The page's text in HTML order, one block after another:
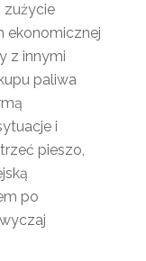
ekonomicznej
z innymi
paliwa
i
pieszo,
po